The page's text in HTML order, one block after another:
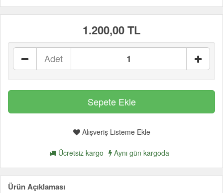
1.200,00 TL
Adet
Alışveriş Listeme Ekle
Ücretsiz kargo Aynı gün kargoda
Ürün Açıklaması